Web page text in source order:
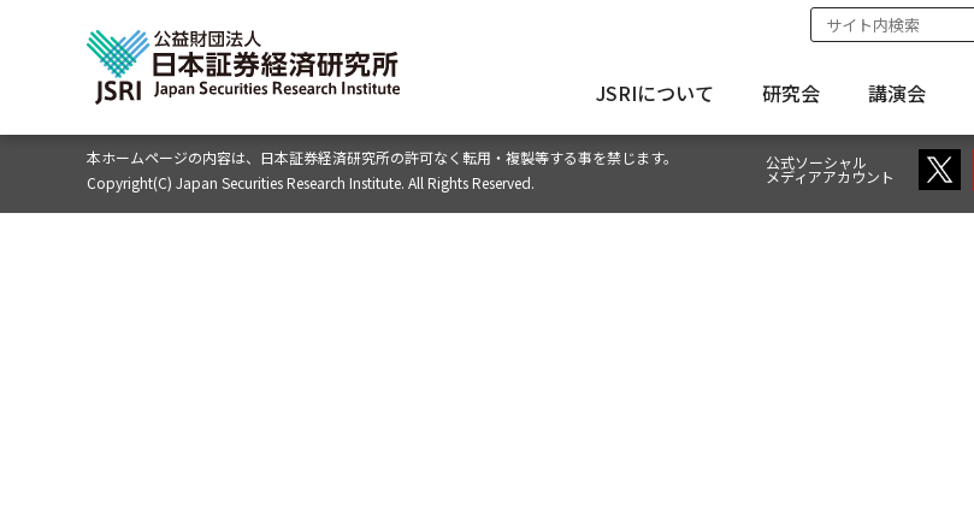
JSRIについて 研究会 講演会
公式ソーシャル
メディアアカウント
本ホームページの内容は、 日本証券経済研究所の許可なく転用・複製等する事を禁じます。
Copyright(C) Japan Securities Research Institute. All Rights Reserved.